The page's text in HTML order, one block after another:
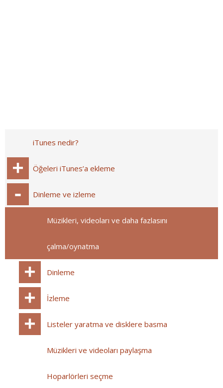
iTunes nedir?
Öğeleri iTunes’a ekleme
Dinleme ve izleme
Müzikleri, videoları ve daha fazlasını
çalma/oynatma
Dinleme
İzleme
Listeler yaratma ve disklere basma
Müzikleri ve videoları paylaşma
Hoparlörleri seçme